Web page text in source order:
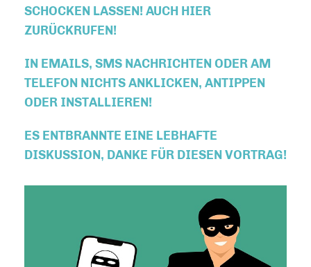
SCHOCKEN LASSEN!AUCH HIER
ZURÜCKRUFEN!
IN EMAILS, SMS NACHRICHTEN ODER AM
TELEFON NICHTS ANKLICKEN, ANTIPPEN
ODER INSTALLIEREN!
ES ENTBRANNTE EINE LEBHAFTE
DISKUSSION, DANKE FÜR DIESEN VORTRAG!